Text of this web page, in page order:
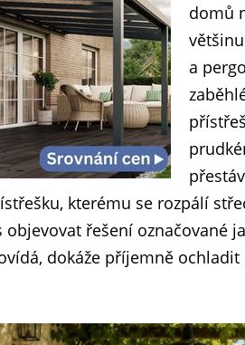
domů
a
kterému se rozpálí
řešení označované
dokáže příjemně